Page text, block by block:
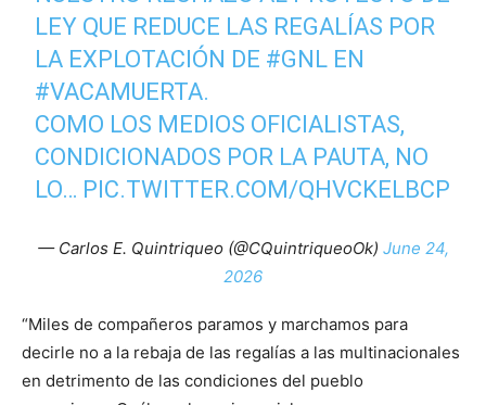
LEY QUE REDUCE LAS REGALÍAS POR
LA EXPLOTACIÓN DE #GNL EN
#VACAMUERTA.
COMO LOS MEDIOS OFICIALISTAS,
CONDICIONADOS POR LA PAUTA, NO
LO… PIC.TWITTER.COM/QHVCKELBCP
— Carlos E. Quintriqueo (@CQuintriqueoOk) June 24,
2026
“Miles de compañeros paramos y marchamos para
decirle no a la rebaja de las regalías a las multinacionales
en detrimento de las condiciones del pueblo